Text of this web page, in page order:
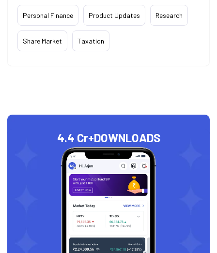
Personal Finance Product Updates Research
Share Market Taxation
4.4 Cr+DOWNLOADS